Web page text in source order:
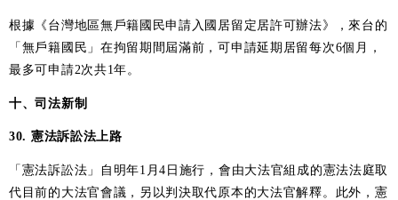
根據《台灣地區無戶籍國民申請入國居留定居許可辦法》，來台的
「無戶籍國民」在拘留期間屆滿前，可申請延期居留每次6個月，
最多可申請2次共1年。
十、司法新制
30. 憲法訴訟法上路
「憲法訴訟法」自明年1月4日施行，會由大法官組成的憲法法庭取
代目前的大法官會議，另以判決取代原本的大法官解釋。此外，憲